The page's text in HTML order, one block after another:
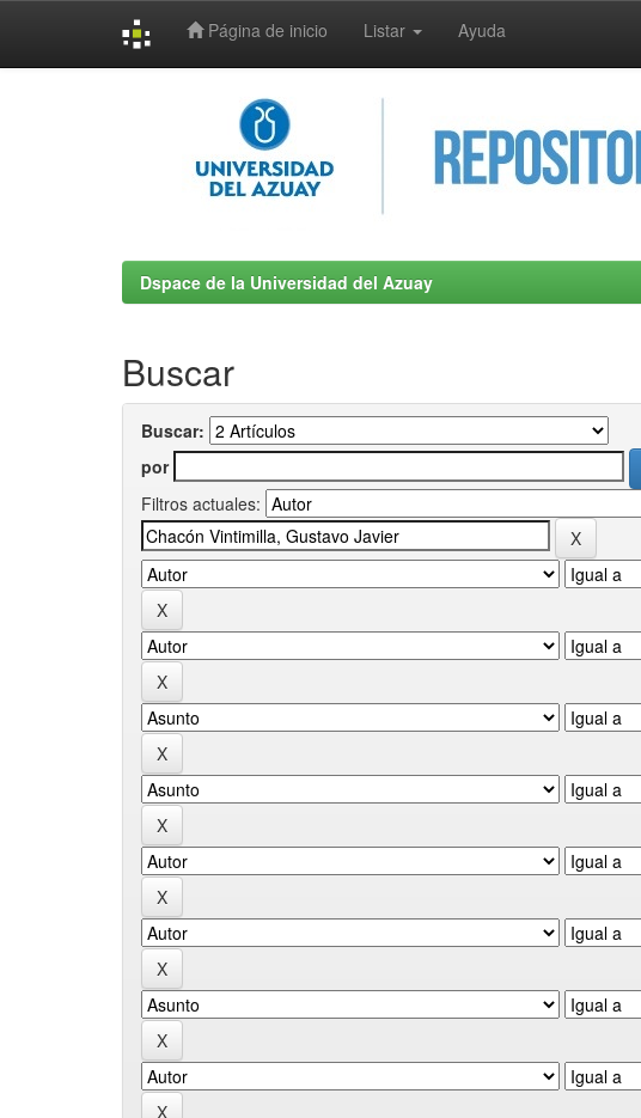
Página de inicio Listar Ayuda
Dspace de la Universidad del Azuay
Buscar
Buscar:
por
Filtros actuales: